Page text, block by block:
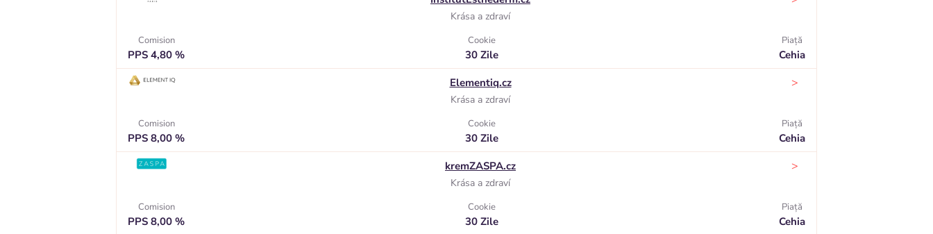
Krása a zdraví
Comision
PPS 4,80 %
Cookie
30 Zile
Piaţă
Cehia
Elementiq.cz
Krása a zdraví
>
Comision
PPS 8,00 %
Cookie
30 Zile
Piaţă
Cehia
kremZASPA.cz
Krása a zdraví
>
Comision
PPS 8,00 %
Cookie
30 Zile
Piaţă
Cehia